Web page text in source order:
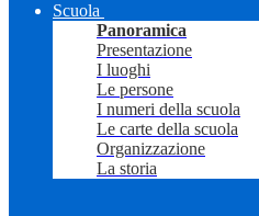
Scuola
Panoramica
Presentazione
I luoghi
Le persone
I numeri della scuola
Le carte della scuola
Organizzazione
La storia